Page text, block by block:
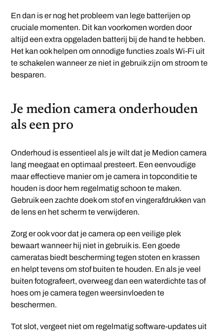
En dan is er nog het probleem van lege batterijen op
cruciale momenten. Dit kan voorkomen worden door
altijd een extra opgeladen batterij bij de hand te hebben.
Het kan ook helpen om onnodige functies zoals Wi-Fi uit
te schakelen wanneer ze niet in gebruik zijn om stroom te
besparen.
Je medion camera onderhouden
als een pro
Onderhoud is essentieel als je wilt dat je Medion camera
lang meegaat en optimaal presteert. Een eenvoudige
maar effectieve manier om je camera in topconditie te
houden is door hem regelmatig schoon te maken.
Gebruik een zachte doek om stof en vingerafdrukken van
de lens en het scherm te verwijderen.
Zorg er ook voor dat je camera op een veilige plek
bewaart wanneer hij niet in gebruik is. Een goede
cameratas biedt bescherming tegen stoten en krassen
en helpt tevens om stof buiten te houden. En als je veel
buiten fotografeert, overweeg dan een waterdichte tas of
hoes om je camera tegen weersinvloeden te
beschermen.
Tot slot, vergeet niet om regelmatig software-updates uit